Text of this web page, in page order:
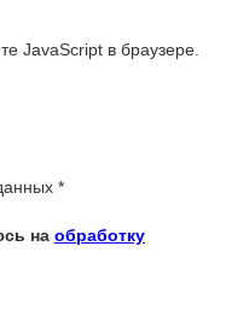
JavaScript в браузере.
*
на обработку